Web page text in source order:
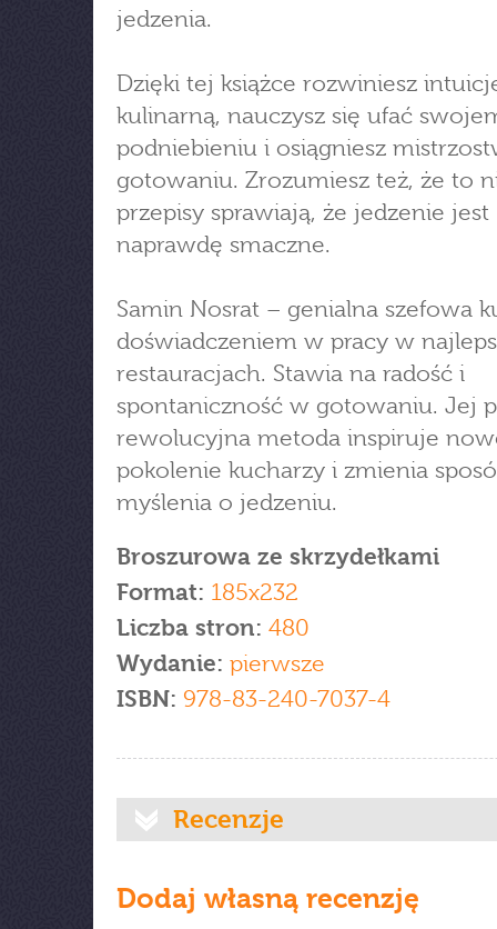
jedzenia.
Dzięki tej książce rozwiniesz
kulinarną, nauczysz się ufać
podniebieniu i osiągniesz
gotowaniu. Zrozumiesz też, że to
przepisy sprawiają, że jedzenie jest
naprawdę smaczne.
Samin Nosrat – genialna szefowa
doświadczeniem w pracy w
restauracjach. Stawia na radość i
spontaniczność w gotowaniu. Jej
rewolucyjna metoda inspiruje
pokolenie kucharzy i zmienia
myślenia o jedzeniu.
Broszurowa ze skrzydełkami
Format: 185x232
Liczba stron: 480
Wydanie: pierwsze
ISBN: 978-83-240-7037-4
Recenzje
Dodaj własną recenzję